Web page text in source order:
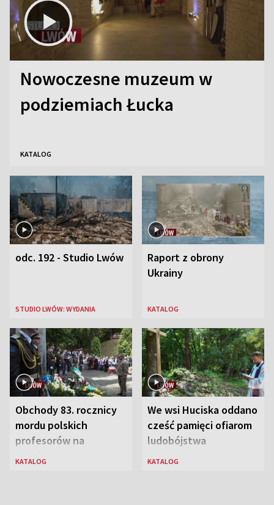
Nowoczesne muzeum w
podziemiach Łucka
KATALOG
odc. 192 - Studio Lwów
STUDIO LWÓW: WYDANIA
Raport z obrony
Ukrainy
KATALOG
Obchody 83. rocznicy
mordu polskich
profesorów na
Wzgórzach Wuleckich
KATALOG
We wsi Huciska oddano
cześć pamięci ofiarom
ludobójstwa
KATALOG